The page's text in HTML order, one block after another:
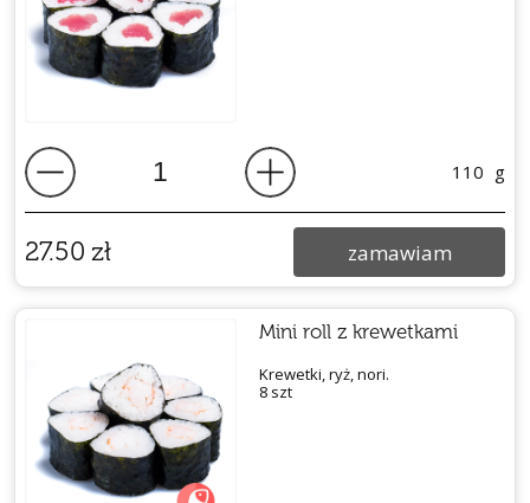
110 g
27.50 zł zamawiam
Mini roll z krewetkami
Krewetki, ryż, nori.
8 szt